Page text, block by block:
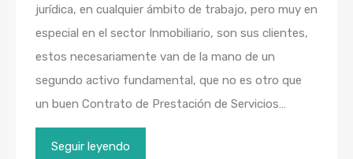
jurídica, en cualquier ámbito de trabajo, pero muy en
especial en el sector Inmobiliario, son sus clientes,
estos necesariamente van de la mano de un
segundo activo fundamental, que no es otro que
un buen Contrato de Prestación de Servicios…
Seguir leyendo